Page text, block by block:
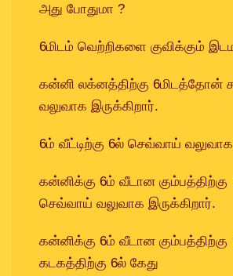
அது போதுமா ?
6மிடம் வெற்றிகளை குவிக்கும்
கன்னி லக்னத்திற்கு 6மிடத்தோன்
வலுவாக இருக்கிறார்.
6ம் வீட்டிற்கு 6ல் செவ்வாய் வலுவாக
கன்னிக்கு 6ம் வீடான
செவ்வாய் வலுவாக இருக்கிறார்.
கன்னிக்கு 6ம் வீடான
கடகத்திற்கு 6ல் கேது